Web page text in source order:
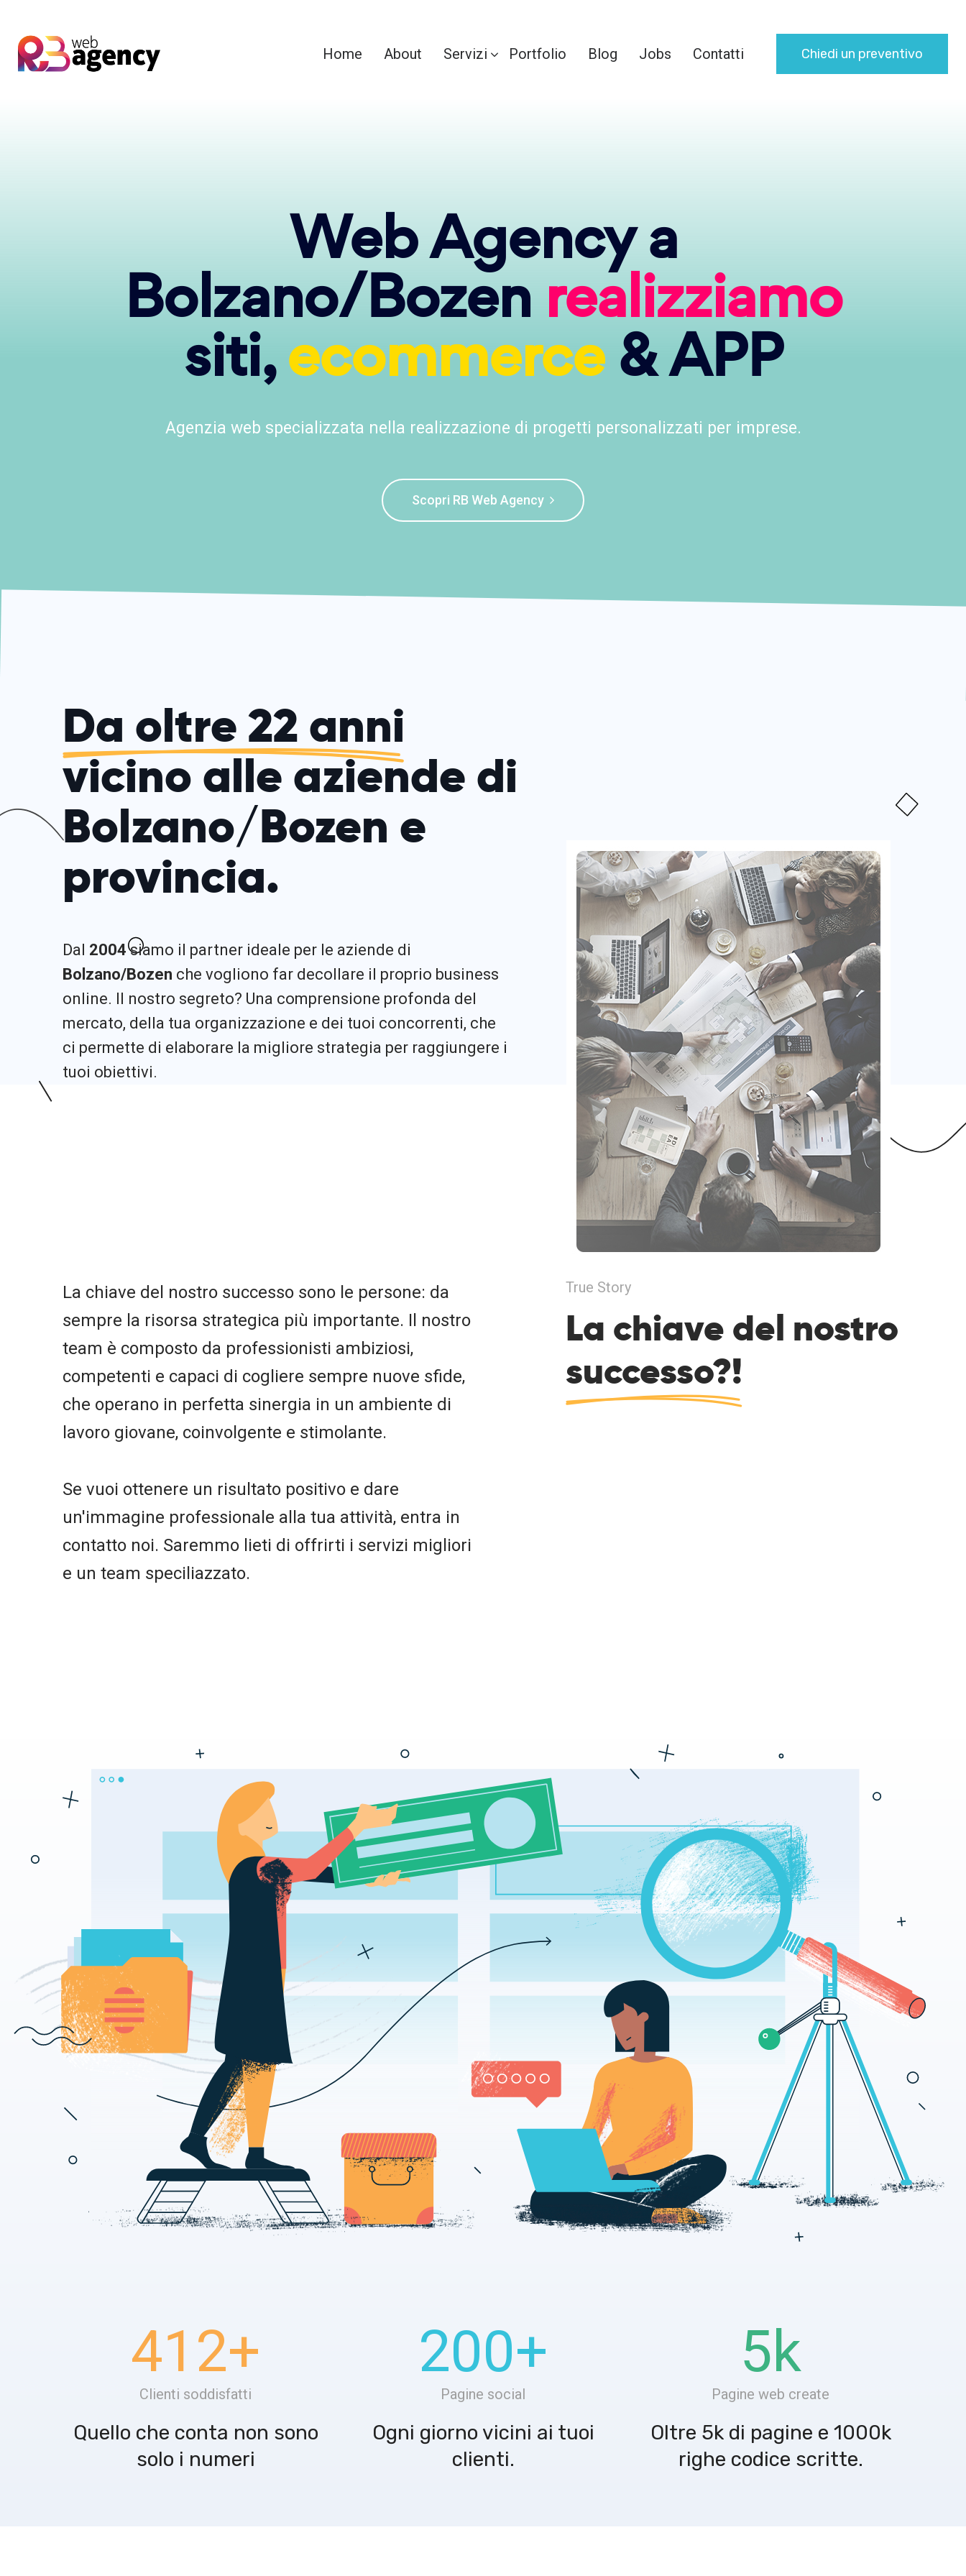
Home About Servizi Portfolio Blog Jobs Contatti Chiedi un preventivo
Web Agency a
Bolzano/Bozenrealizziamo
siti,ecommerce& APP
Agenzia web specializzata nella realizzazione di progetti personalizzati per imprese.
Scopri RB Web Agency
Da oltre 22 anni
vicino alle aziende di
Bolzano/Bozen e
provincia.
Dal 2004siamo il partner ideale per le aziende di
Bolzano/Bozen che vogliono far decollare il proprio business
online. Il nostro segreto? Una comprensione profonda del
mercato, della tua organizzazione e dei tuoi concorrenti, che
ci permette di elaborare la migliore strategia per raggiungere i
tuoi obiettivi.
True Story
La chiave del nostro
successo?!
La chiave del nostro successo sono le persone: da
sempre la risorsa strategica più importante. Il nostro
team è composto da professionisti ambiziosi,
competenti e capaci di cogliere sempre nuove sfide,
che operano in perfetta sinergia in un ambiente di
lavoro giovane, coinvolgente e stimolante.
Se vuoi ottenere un risultato positivo e dare
un'immagine professionale alla tua attività, entra in
contatto noi. Saremmo lieti di offrirti i servizi migliori
e un team speciliazzato.
412+
Clienti soddisfatti
Quello che conta non sono
solo i numeri
200+
Pagine social
Ogni giorno vicini ai tuoi
clienti.
5k
Pagine web create
Oltre 5k di pagine e 1000k
righe codice scritte.